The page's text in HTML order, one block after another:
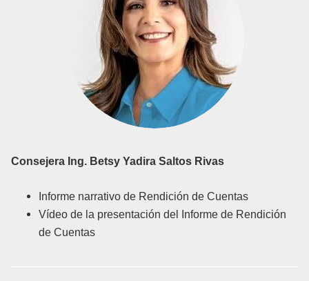
Consejera Ing. Betsy Yadira Saltos Rivas
Informe narrativo de Rendición de Cuentas
Vídeo de la presentación del Informe de Rendición
de Cuentas